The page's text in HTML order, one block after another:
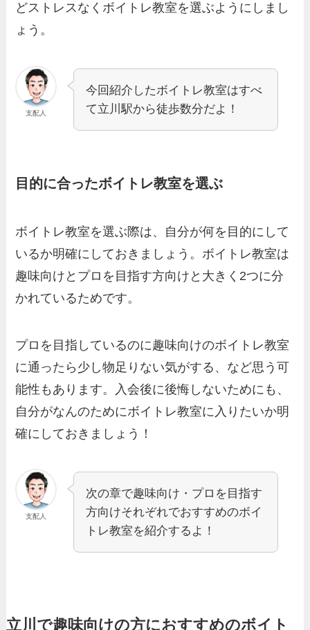
どストレスなくボイトレ教室を選ぶようにしまし
ょう。
支配人
今回紹介したボイトレ教室はすべ
て立川駅から徒歩数分だよ！
目的に合ったボイトレ教室を選ぶ
ボイトレ教室を選ぶ際は、自分が何を目的にして
いるか明確にしておきましょう。ボイトレ教室は
趣味向けとプロを目指す方向けと大きく2つに分
かれているためです。
プロを目指しているのに趣味向けのボイトレ教室
に通ったら少し物足りない気がする、など思う可
能性もあります。入会後に後悔しないためにも、
自分がなんのためにボイトレ教室に入りたいか明
確にしておきましょう！
支配人
次の章で趣味向け・プロを目指す
方向けそれぞれでおすすめのボイ
トレ教室を紹介するよ！
立川で趣味向けの方におすすめのボイト